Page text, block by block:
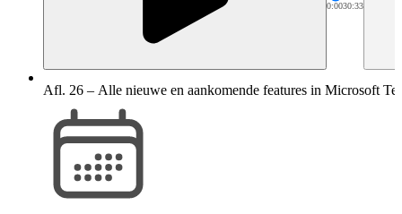
0:0030:33
Afl. 26 – Alle nieuwe en aankomende features in Microsoft